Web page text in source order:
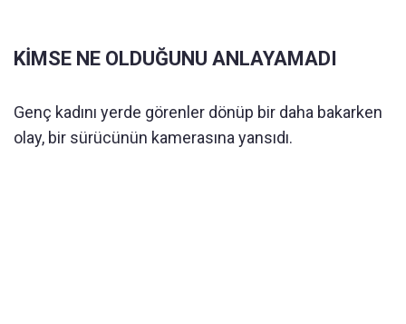
KİMSE NE OLDUĞUNU ANLAYAMADI
Genç kadını yerde görenler dönüp bir daha bakarken
olay, bir sürücünün kamerasına yansıdı.